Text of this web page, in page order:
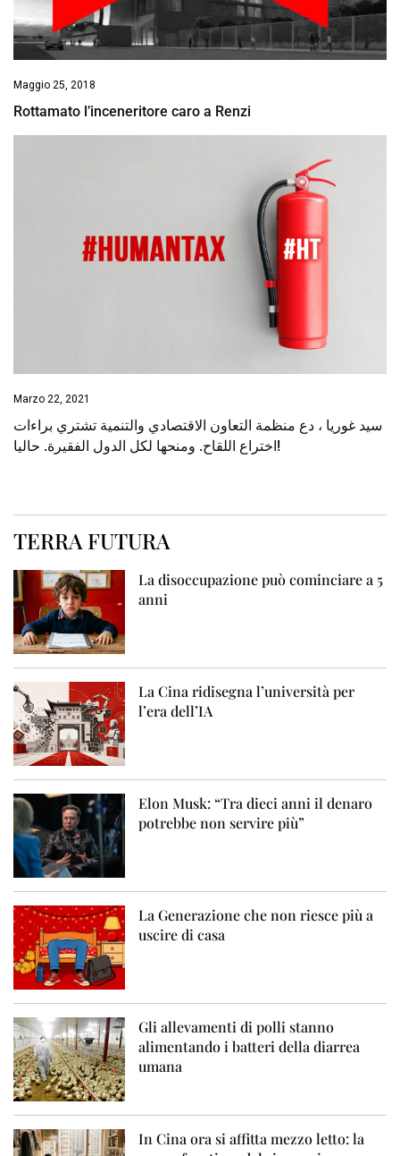
Maggio 25, 2018
Rottamato l’inceneritore caro a Renzi
Marzo 22, 2021
سيد غوريا ، دع منظمة التعاون الاقتصادي والتنمية تشتري براءات
اختراع اللقاح. ومنحها لكل الدول الفقيرة. حاليا!
TERRA FUTURA
La disoccupazione può cominciare a 5
anni
La Cina ridisegna l’università per
l’era dell’IA
Elon Musk: “Tra dieci anni il denaro
potrebbe non servire più”
La Generazione che non riesce più a
uscire di casa
Gli allevamenti di polli stanno
alimentando i batteri della diarrea
umana
In Cina ora si affitta mezzo letto: la